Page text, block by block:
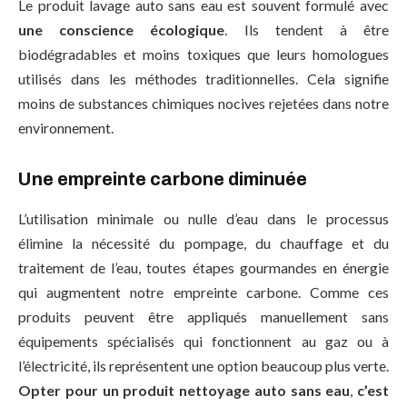
Le produit lavage auto sans eau est souvent formulé avec
une conscience écologique. Ils tendent à être
biodégradables et moins toxiques que leurs homologues
utilisés dans les méthodes traditionnelles. Cela signifie
moins de substances chimiques nocives rejetées dans notre
environnement.
Une empreinte carbone diminuée
L’utilisation minimale ou nulle d’eau dans le processus
élimine la nécessité du pompage, du chauffage et du
traitement de l’eau, toutes étapes gourmandes en énergie
qui augmentent notre empreinte carbone. Comme ces
produits peuvent être appliqués manuellement sans
équipements spécialisés qui fonctionnent au gaz ou à
l’électricité, ils représentent une option beaucoup plus verte.
Opter pour un produit nettoyage auto sans eau, c’est